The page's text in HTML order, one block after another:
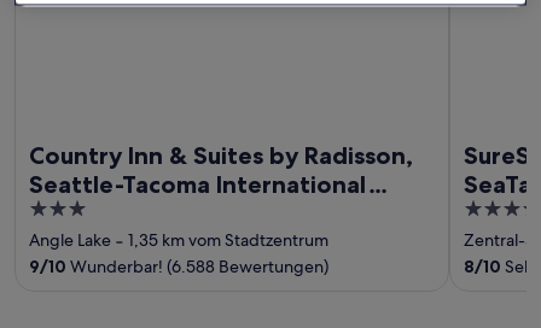
Country Inn & Suites by Radisson,
Seattle-Tacoma International
Airport, WA
3
out
of
Angle Lake ‐ 1,35 km vom Stadtzentrum
9/10 Wunderbar! (6.588 Bewertungen)
3.5
out
of
Zentral-
8/10